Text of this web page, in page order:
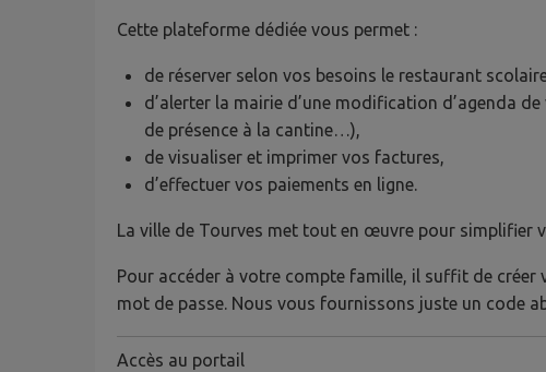
Cette plateforme dédiée vous permet :
de réserver selon vos besoins le restaurant
d’alerter la mairie d’une modification d’agenda
de présence à la cantine…),
de visualiser et imprimer vos factures,
d’effectuer vos paiements en ligne.
La ville de Tourves met tout en œuvre pour simplifier
Pour accéder à votre compte famille, il suffit de
mot de passe. Nous vous fournissons juste un code
Accès au portail